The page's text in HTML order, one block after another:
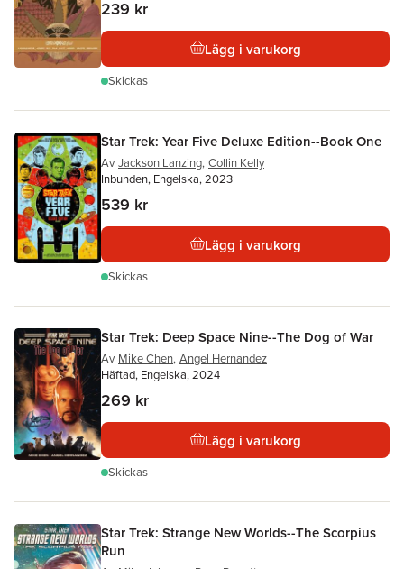
239 kr
Lägg i varukorg
Skickas
Star Trek: Year Five Deluxe Edition--Book One
Av Jackson Lanzing, Collin Kelly
Inbunden, Engelska, 2023
539 kr
Lägg i varukorg
Skickas
Star Trek: Deep Space Nine--The Dog of War
Av Mike Chen, Angel Hernandez
Häftad, Engelska, 2024
269 kr
Lägg i varukorg
Skickas
Star Trek: Strange New Worlds--The Scorpius
Run